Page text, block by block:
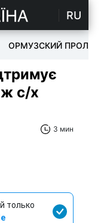
RU
ОРМУЗСКИЙ ПРОЛИВ
с/х
3 мин
только